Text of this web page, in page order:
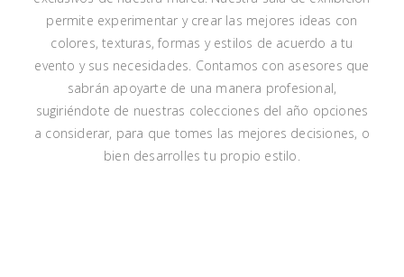
permite experimentar y crear las mejores ideas con
colores, texturas, formas y estilos de acuerdo a tu
evento y sus necesidades. Contamos con asesores que
sabrán apoyarte de una manera profesional,
sugiriéndote de nuestras colecciones del año opciones
a considerar, para que tomes las mejores decisiones, o
bien desarrolles tu propio estilo.